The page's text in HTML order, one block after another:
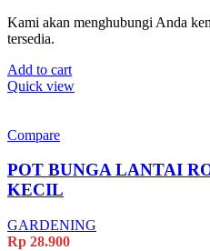
Kami akan menghubungi Anda
tersedia.
Add to cart
Quick view
Compare
POT BUNGA LANTAI
KECIL
GARDENING
Rp 28.900